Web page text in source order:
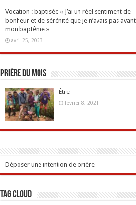
Vocation : baptisée « J’ai un réel sentiment de
bonheur et de sérénité que je n’avais pas avant
mon baptême »
avril 25, 2023
Prière du mois
Être
février 8, 2021
Déposer une intention de prière
Tag Cloud